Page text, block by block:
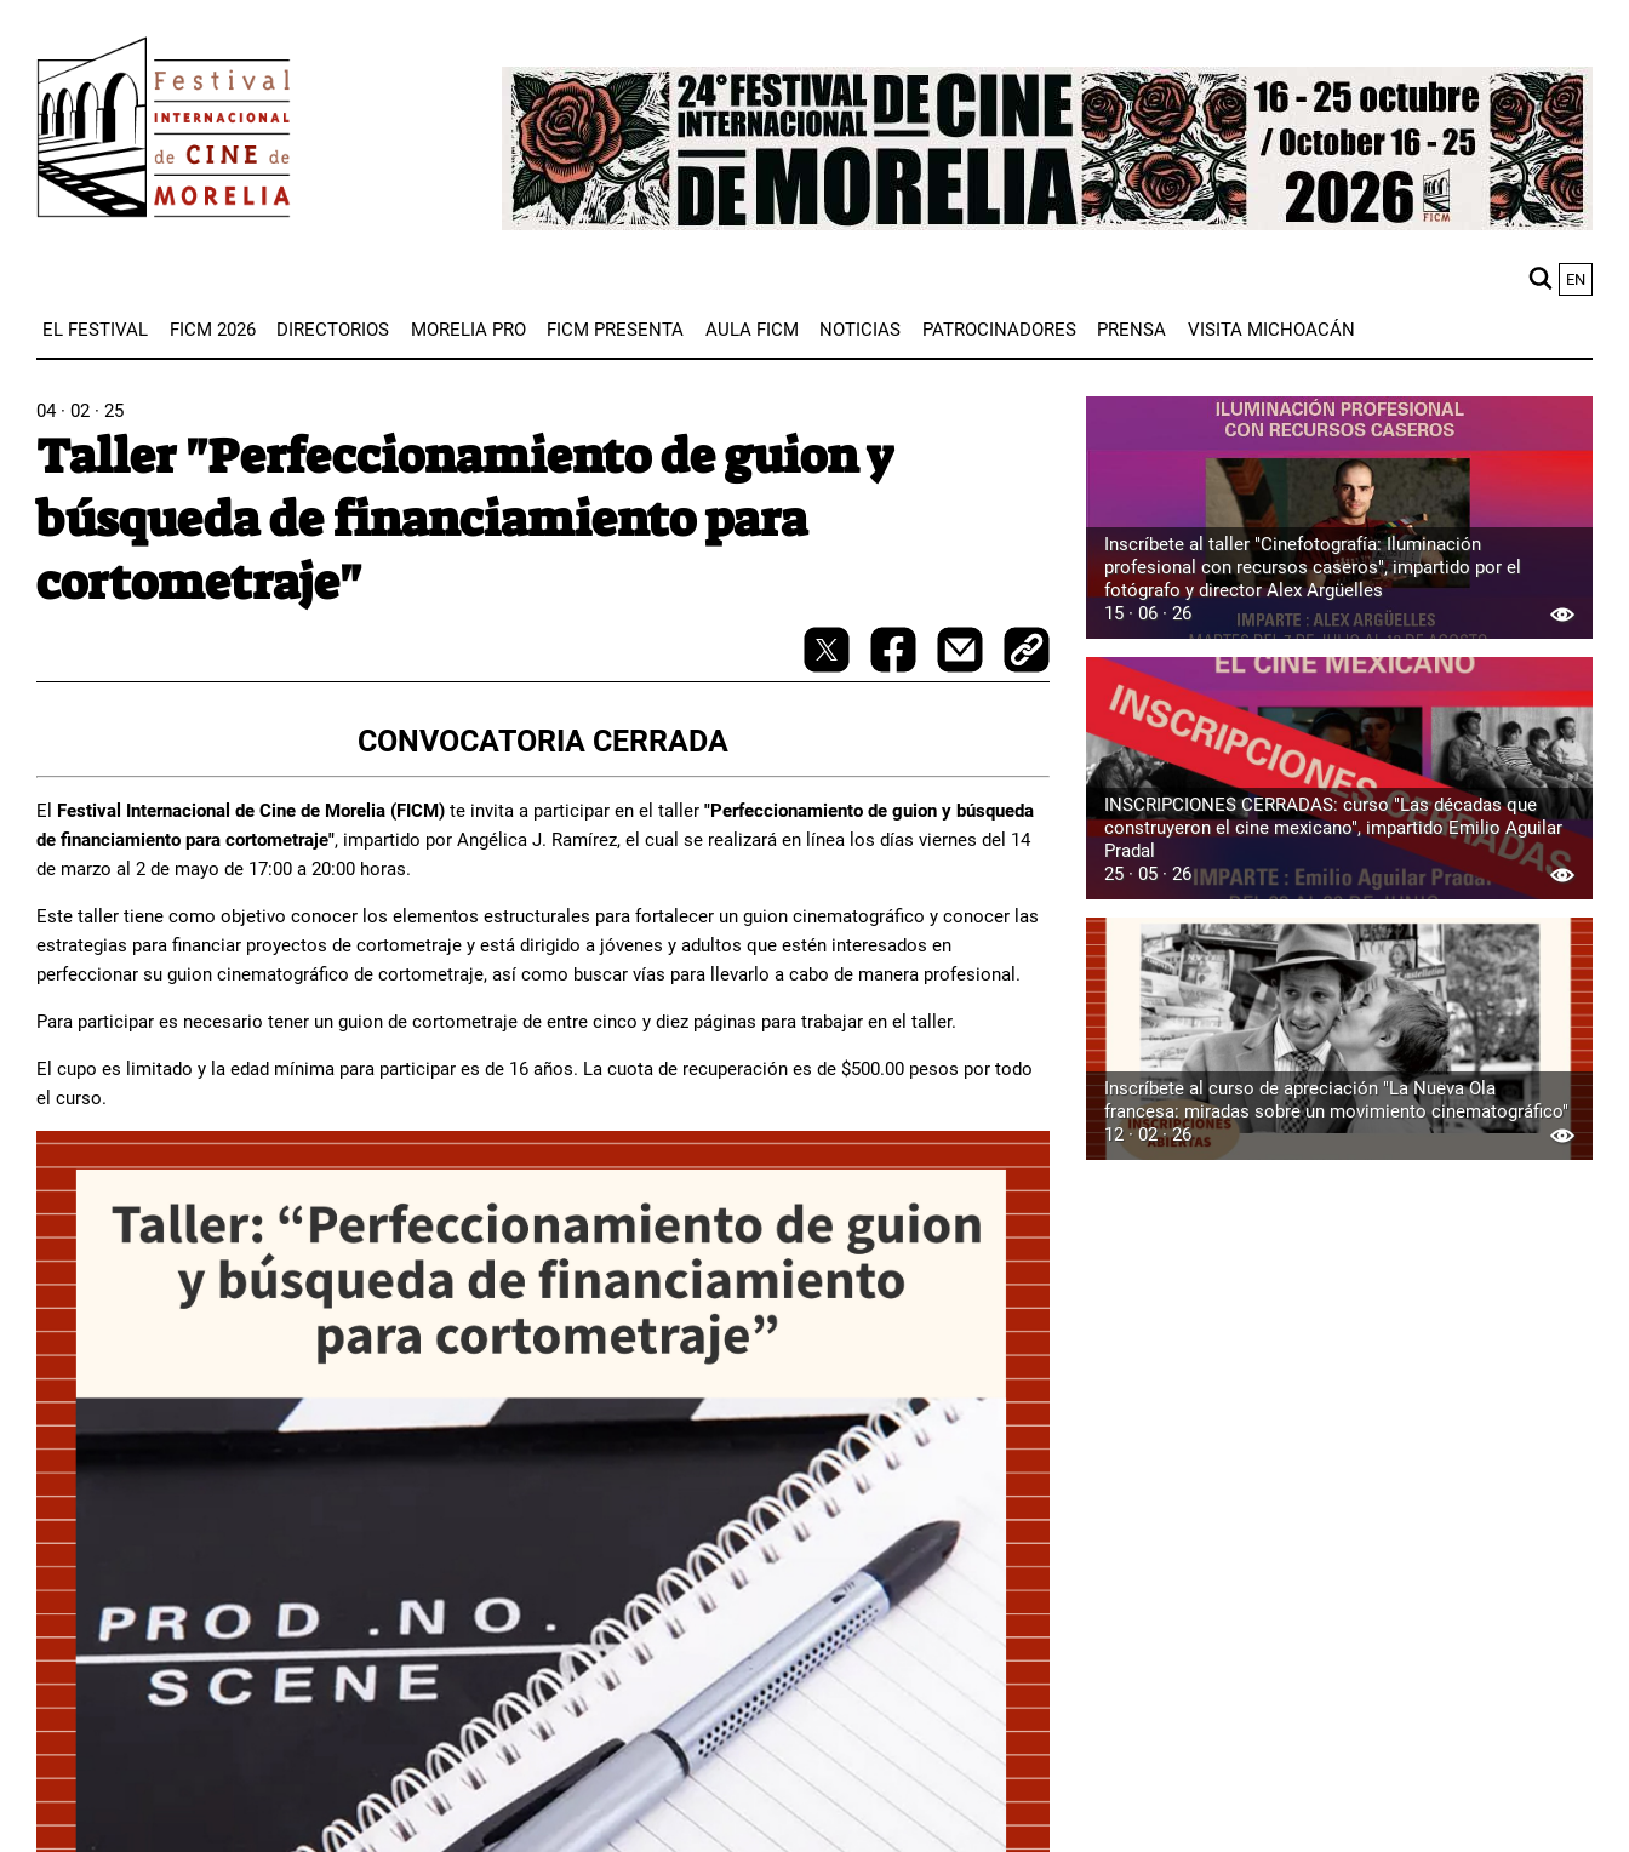
contenido
principal
Image
EN
EL FESTIVAL FICM 2026 DIRECTORIOS MORELIA PRO FICM PRESENTA AULA FICM NOTICIAS PATROCINADORES PRENSA VISITA MICHOACÁN
04 · 02 · 25
Taller "Perfeccionamiento de guion y
búsqueda de financiamiento para
cortometraje"
CONVOCATORIA CERRADA
El Festival Internacional de Cine de Morelia (FICM) te invita a participar en el taller "Perfeccionamiento de guion y búsqueda
de financiamiento para cortometraje", impartido por Angélica J. Ramírez, el cual se realizará en línea los días viernes del 14
de marzo al 2 de mayo de 17:00 a 20:00 horas.
Este taller tiene como objetivo conocer los elementos estructurales para fortalecer un guion cinematográfico y conocer las
estrategias para financiar proyectos de cortometraje y está dirigido a jóvenes y adultos que estén interesados en
perfeccionar su guion cinematográfico de cortometraje, así como buscar vías para llevarlo a cabo de manera profesional.
Para participar es necesario tener un guion de cortometraje de entre cinco y diez páginas para trabajar en el taller.
El cupo es limitado y la edad mínima para participar es de 16 años. La cuota de recuperación es de $500.00 pesos por todo
el curso.
Inscríbete al taller "Cinefotografía: Iluminación
profesional con recursos caseros", impartido por el
fotógrafo y director Alex Argüelles
15 · 06 · 26
INSCRIPCIONES CERRADAS: curso "Las décadas que
construyeron el cine mexicano", impartido Emilio Aguilar
Pradal
25 · 05 · 26
Inscríbete al curso de apreciación "La Nueva Ola
francesa: miradas sobre un movimiento cinematográfico"
12 · 02 · 26